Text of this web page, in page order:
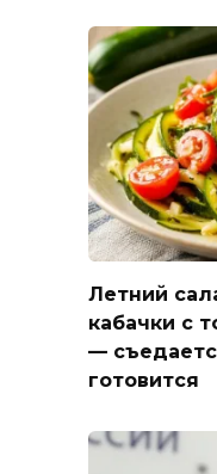
Летний
кабачки с
—
готовится